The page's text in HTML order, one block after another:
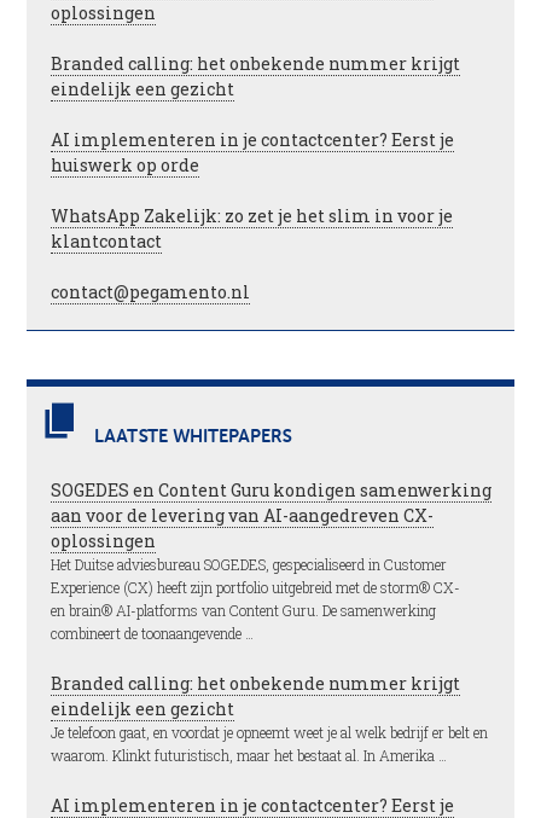
oplossingen
Branded calling: het onbekende nummer krijgt
eindelijk een gezicht
AI implementeren in je contactcenter? Eerst je
huiswerk op orde
WhatsApp Zakelijk: zo zet je het slim in voor je
klantcontact
contact@pegamento.nl
LAATSTE WHITEPAPERS
SOGEDES en Content Guru kondigen samenwerking
aan voor de levering van AI-aangedreven CX-
oplossingen
Het Duitse adviesbureau SOGEDES, gespecialiseerd in Customer
Experience (CX) heeft zijn portfolio uitgebreid met de storm® CX-
en brain® AI-platforms van Content Guru. De samenwerking
combineert de toonaangevende …
Branded calling: het onbekende nummer krijgt
eindelijk een gezicht
Je telefoon gaat, en voordat je opneemt weet je al welk bedrijf er belt en
waarom. Klinkt futuristisch, maar het bestaat al. In Amerika …
AI implementeren in je contactcenter? Eerst je